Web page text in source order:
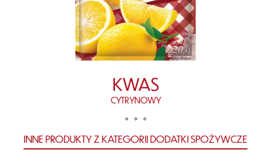
KWAS
CYTRYNOWY
INNE PRODUKTY Z KATEGORII DODATKI SPOŻYWCZE